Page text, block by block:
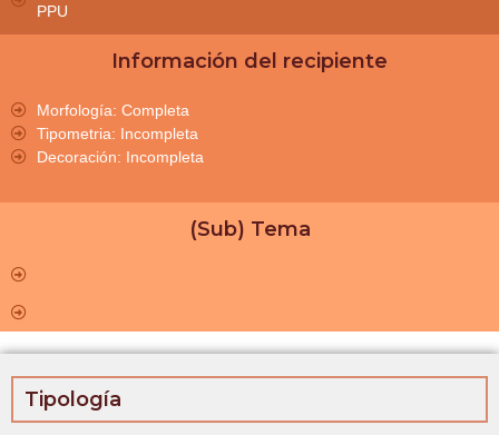
PPU
Información del recipiente
Morfología: Completa
Tipometria: Incompleta
Decoración: Incompleta
(Sub) Tema
Tipología